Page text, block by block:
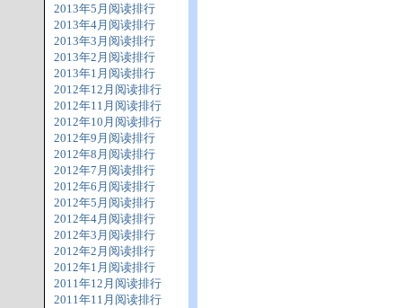
2013年5月阅读排行
2013年4月阅读排行
2013年3月阅读排行
2013年2月阅读排行
2013年1月阅读排行
2012年12月阅读排行
2012年11月阅读排行
2012年10月阅读排行
2012年9月阅读排行
2012年8月阅读排行
2012年7月阅读排行
2012年6月阅读排行
2012年5月阅读排行
2012年4月阅读排行
2012年3月阅读排行
2012年2月阅读排行
2012年1月阅读排行
2011年12月阅读排行
2011年11月阅读排行